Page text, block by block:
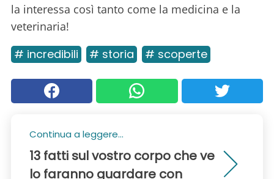
la interessa così tanto come la medicina e la
veterinaria!
# incredibili # storia # scoperte
Continua a leggere...
13 fatti sul vostro corpo che ve
lo faranno guardare con